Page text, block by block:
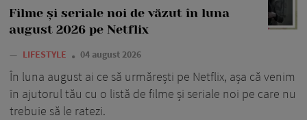
Filme și seriale noi de văzut în luna
august 2026 pe Netflix
— LIFESTYLE 04 august 2026
În luna august ai ce să urmărești pe Netflix, așa că venim
în ajutorul tău cu o listă de filme și seriale noi pe care nu
trebuie să le ratezi.